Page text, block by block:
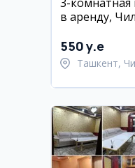
в аренду,
550 y.e
Ташкент,